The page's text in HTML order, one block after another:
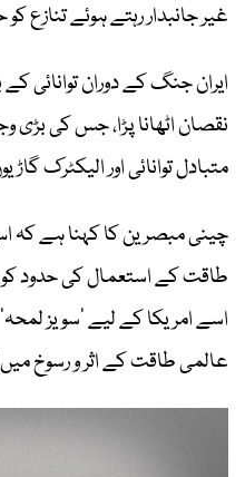
غیر جانبدار رہتے ہوئے تنازع
ایران جنگ کے دوران توانائی
نقصان اٹھانا پڑا، جس کی
متبادل توانائی اور الیکٹرک
چینی مبصرین کا کہنا ہے کہ
طاقت کے استعمال کی حدود کو
اسے امریکا کے لیے’سویز
عالمی طاقت کے اثر و رسوخ میں